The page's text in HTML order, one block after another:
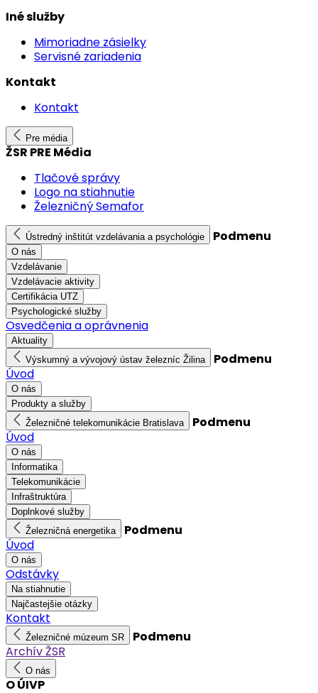
Iné služby
Mimoriadne zásielky
Servisné zariadenia
Kontakt
Kontakt
Pre média
ŽSR PRE Média
Tlačové správy
Logo na stiahnutie
Železničný Semafor
Ústredný inštitút vzdelávania a psychológie Podmenu
O nás
Vzdelávanie
Vzdelávacie aktivity
Certifikácia UTZ
Psychologické služby
Osvedčenia a oprávnenia
Aktuality
Výskumný a vývojový ústav železníc Žilina
Podmenu
Úvod
O nás
Produkty a služby
Železničné telekomunikácie Bratislava
Podmenu
Úvod
O nás
Informatika
Telekomunikácie
Infraštruktúra
Doplnkové služby
Železničná energetika
Podmenu
Úvod
O nás
Odstávky
Na stiahnutie
Najčastejšie otázky
Kontakt
Železničné múzeum SR
Podmenu
Archív ŽSR
O nás
O ÚIVP